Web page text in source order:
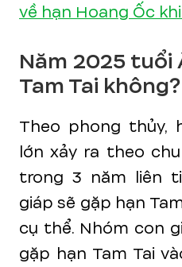
về hạn Hoang Ốc
Năm 2025 tuổi
Tam Tai không?
Theo phong thủy,
lớn xảy ra theo
trong 3 năm liên
giáp sẽ gặp hạn
cụ thể. Nhóm con
gặp hạn Tam Tai